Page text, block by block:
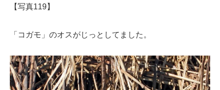
【写真119】
「コガモ」のオスがじっとしてました。